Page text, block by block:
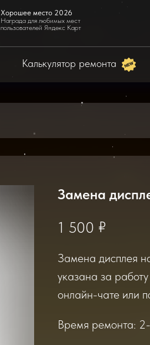
Хорошее место 2026
Награда для любимых мест
пользователей Яндекс Карт
Калькулятор ремонта
Замена
1 500 ₽
Замена дисплея
указана за
онлайн-чате или
Время ремонта: